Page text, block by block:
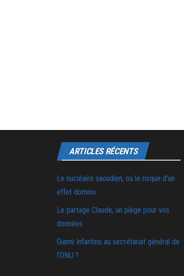
ARTICLES RÉCENTS
Le nucléaire saoudien, ou le risque d’un
effet domino
Le partage Claude, un piège pour vos
données
Gianni Infantino au secrétariat général de
l’ONU ?